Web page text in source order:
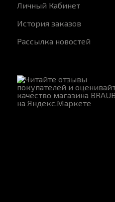
Личный Кабинет
История заказов
Рассылка новостей